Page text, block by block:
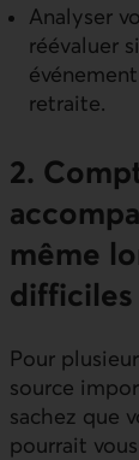
Analyser
réévaluer
retraite.
2.
même
difficiles
Pour
source
sachez que
pourrait